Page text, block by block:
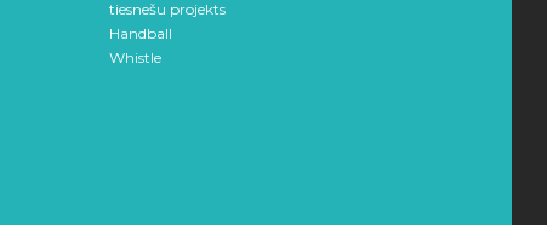
tiesnešu projekts
Handball
Whistle